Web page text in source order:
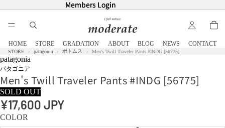
Members Login
Members Login
HOME STORE GRADATION ABOUT BLOG NEWS CONTACT
STORE patagonia ボトムス Men's Twill Traveler Pants #INDG [56775]
patagonia
パタゴニア
Men's Twill Traveler Pants #INDG [56775]
SOLD OUT
¥17,600 JPY
COLOR